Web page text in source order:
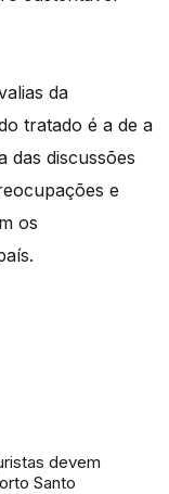
da
tratado é a de a
das discussões
e
os
devem
Santo